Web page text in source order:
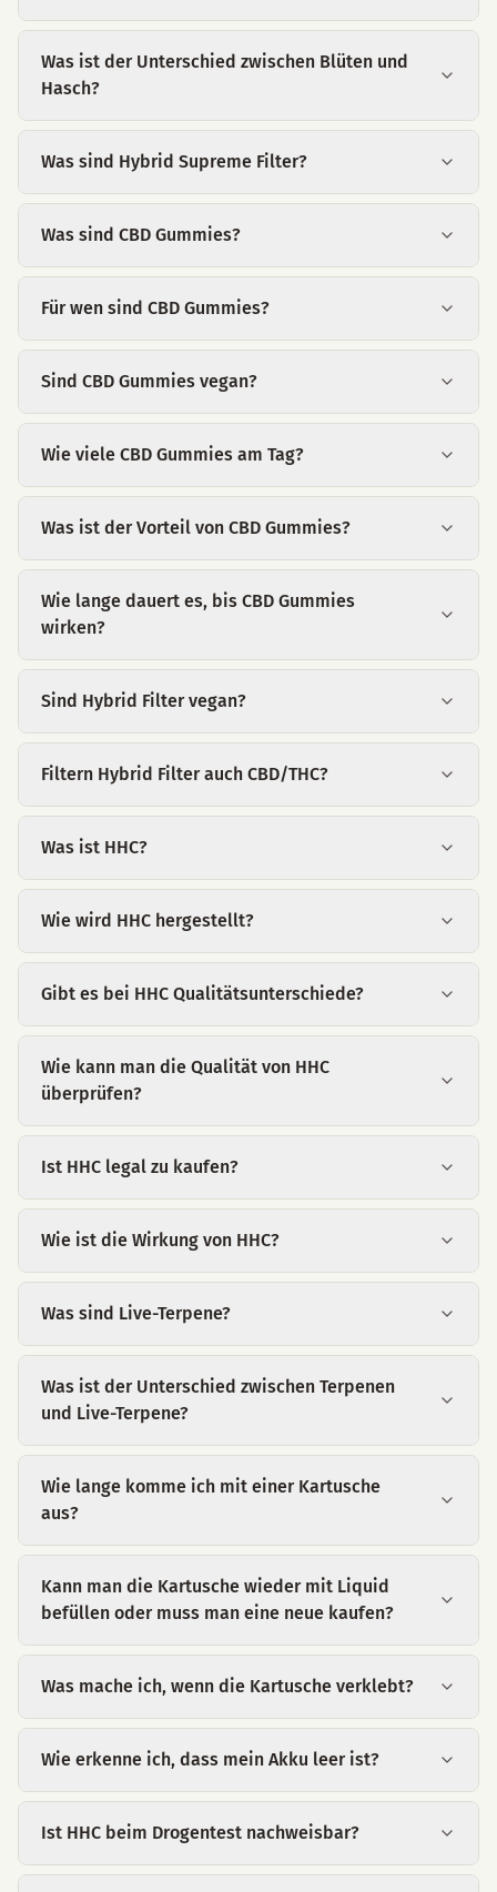
Was ist der Unterschied zwischen Blüten und
Hasch?
Was sind Hybrid Supreme Filter?
Was sind CBD Gummies?
Für wen sind CBD Gummies?
Sind CBD Gummies vegan?
Wie viele CBD Gummies am Tag?
Was ist der Vorteil von CBD Gummies?
Wie lange dauert es, bis CBD Gummies
wirken?
Sind Hybrid Filter vegan?
Filtern Hybrid Filter auch CBD/THC?
Was ist HHC?
Wie wird HHC hergestellt?
Gibt es bei HHC Qualitätsunterschiede?
Wie kann man die Qualität von HHC
überprüfen?
Ist HHC legal zu kaufen?
Wie ist die Wirkung von HHC?
Was sind Live-Terpene?
Was ist der Unterschied zwischen Terpenen
und Live-Terpene?
Wie lange komme ich mit einer Kartusche
aus?
Kann man die Kartusche wieder mit Liquid
befüllen oder muss man eine neue kaufen?
Was mache ich, wenn die Kartusche verklebt?
Wie erkenne ich, dass mein Akku leer ist?
Ist HHC beim Drogentest nachweisbar?